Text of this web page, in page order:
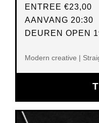
ENTREE €23,00
AANVANG 20:30
DEUREN OPEN
Modern creative |